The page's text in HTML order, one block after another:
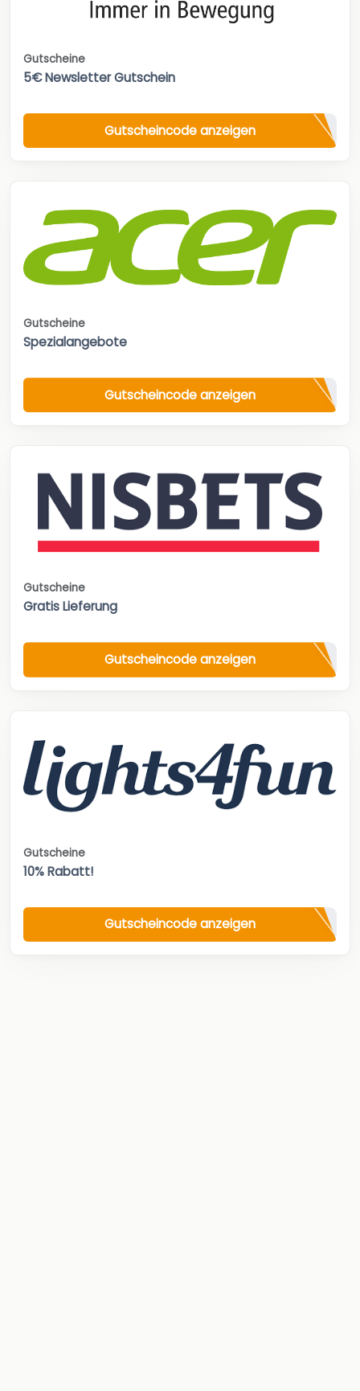
Gutscheine
5€ Newsletter Gutschein
Gutscheincode anzeigen
Gutscheine
Spezialangebote
Gutscheincode anzeigen
Gutscheine
Gratis Lieferung
Gutscheincode anzeigen
Gutscheine
10% Rabatt!
Gutscheincode anzeigen